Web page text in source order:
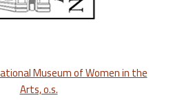
Museum of Women in the
Arts, o.s.